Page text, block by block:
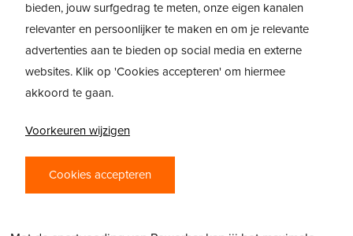
SPORTVOEDING
POWERBAR
bieden, jouw surfgedrag te meten, onze eigen kanalen
relevanter en persoonlijker te maken en om je relevante
advertenties aan te bieden op social media en externe
websites. Klik op 'Cookies accepteren' om hiermee
akkoord te gaan.
Voorkeuren wijzigen
Cookies accepteren